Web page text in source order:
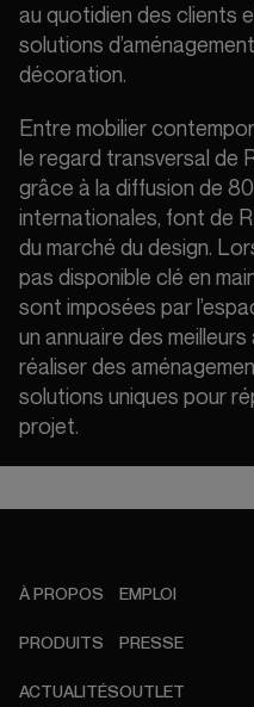
au quotidien des clients
solutions
décoration.
Entre mobilier
le regard transversal de
grâce à la diffusion de
internationales, font de
du marché du design.
pas disponible clé en
sont imposées par
un annuaire des
réaliser des
solutions uniques pour
projet.
À PROPOS
PRODUITS
ACTUALITÉS
EMPLOI
PRESSE
OUTLET